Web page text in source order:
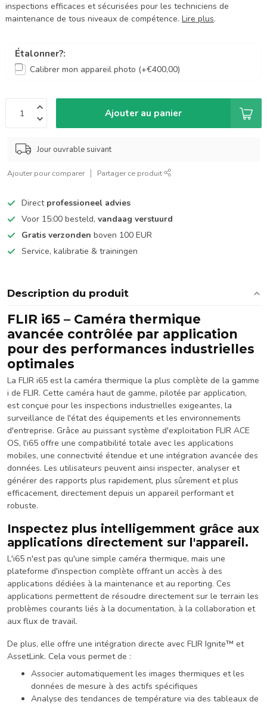
inspections efficaces et sécurisées pour les techniciens de
maintenance de tous niveaux de compétence. Lire plus.
Étalonner?:
Calibrer mon appareil photo (+€400,00)
Ajouter au panier
Jour ouvrable suivant
Ajouter pour comparer Partager ce produit
Direct professioneel advies
Voor 15:00 besteld, vandaag verstuurd
Gratis verzonden boven 100 EUR
Service, kalibratie & trainingen
Description du produit
FLIR i65 – Caméra thermique
avancée contrôlée par application
pour des performances industrielles
optimales
La FLIR i65 est la caméra thermique la plus complète de la gamme
i de FLIR. Cette caméra haut de gamme, pilotée par application,
est conçue pour les inspections industrielles exigeantes, la
surveillance de l'état des équipements et les environnements
d'entreprise. Grâce au puissant système d'exploitation FLIR ACE
OS, l'i65 offre une compatibilité totale avec les applications
mobiles, une connectivité étendue et une intégration avancée des
données. Les utilisateurs peuvent ainsi inspecter, analyser et
générer des rapports plus rapidement, plus sûrement et plus
efficacement, directement depuis un appareil performant et
robuste.
Inspectez plus intelligemment grâce aux
applications directement sur l'appareil.
L'i65 n'est pas qu'une simple caméra thermique, mais une
plateforme d'inspection complète offrant un accès à des
applications dédiées à la maintenance et au reporting. Ces
applications permettent de résoudre directement sur le terrain les
problèmes courants liés à la documentation, à la collaboration et
aux flux de travail.
De plus, elle offre une intégration directe avec FLIR Ignite™ et
AssetLink. Cela vous permet de :
Associer automatiquement les images thermiques et les
données de mesure à des actifs spécifiques
Analyse des tendances de température via des tableaux de